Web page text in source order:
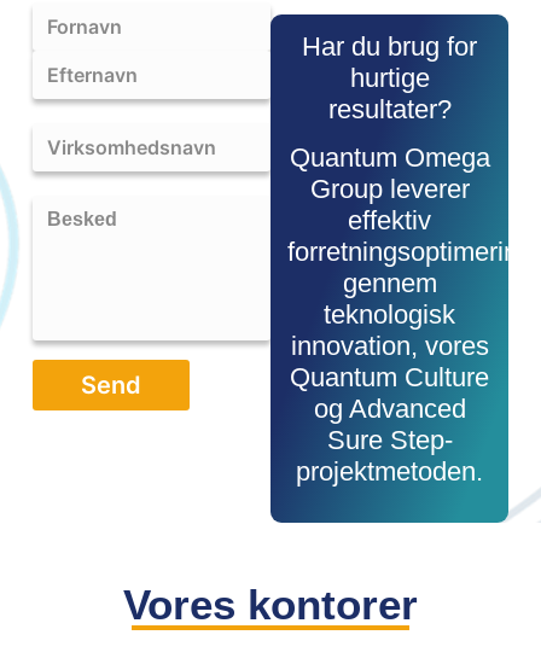
Har du brug for
hurtige
resultater?
Quantum Omega
Group leverer
effektiv
forretningsoptimering
gennem
teknologisk
innovation, vores
Quantum Culture
og Advanced
Sure Step-
projektmetoden.
Vores kontorer